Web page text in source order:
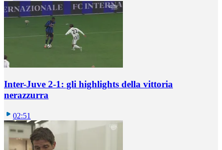
Inter-Juve 2-1: gli highlights della vittoria
nerazzurra
02:51